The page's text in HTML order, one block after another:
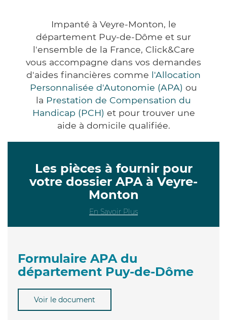
Impanté à Veyre-Monton, le
département Puy-de-Dôme et sur
l'ensemble de la France, Click&Care
vous accompagne dans vos demandes
d'aides financières comme l'Allocation
Personnalisée d'Autonomie (APA) ou
la Prestation de Compensation du
Handicap (PCH) et pour trouver une
aide à domicile qualifiée.
Les pièces à fournir pour
votre dossier APA à Veyre-
Monton
En Savoir Plus
Formulaire APA du
département Puy-de-Dôme
Voir le document